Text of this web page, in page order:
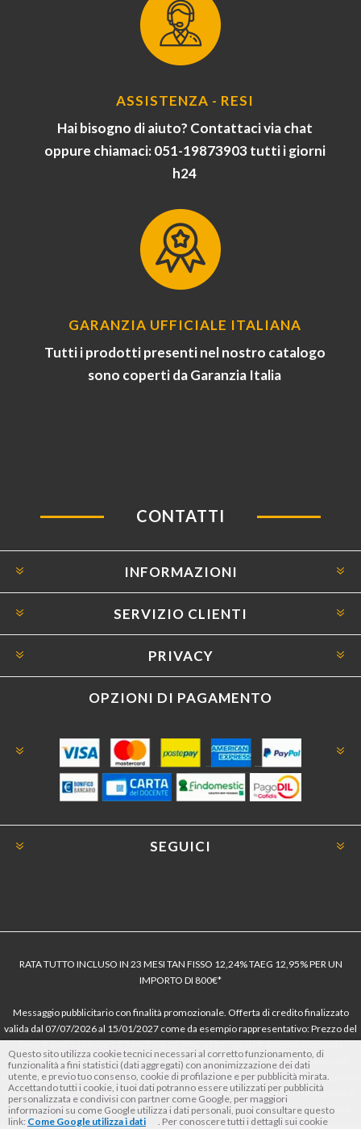
ASSISTENZA - RESI
Hai bisogno di aiuto? Contattaci via chat
oppure chiamaci: 051-19873903 tutti i giorni
h24
GARANZIA UFFICIALE ITALIANA
Tutti i prodotti presenti nel nostro catalogo
sono coperti da Garanzia Italia
CONTATTI
INFORMAZIONI
SERVIZIO CLIENTI
PRIVACY
OPZIONI DI PAGAMENTO
SEGUICI
RATA TUTTO INCLUSO IN 23 MESI TAN FISSO 12,24% TAEG 12,95% PER UN
IMPORTO DI 800€*
Messaggio pubblicitario con finalità promozionale. Offerta di credito finalizzato
valida dal 07/07/2026 al 15/01/2027 come da esempio rappresentativo: Prezzo del
dell’offerta azzerati. Importo totale del credito € 800. Importo totale dovuto dal
Consumatore € 920. Decorrenza media della prima rata a 90 giorni. Al fine di gestire
le tue spese in modo responsabile e di conoscere eventuali altre offerte disponibili,
Findomestic ti ricorda, prima di sottoscrivere il contratto, di prendere visione di
tutte le condizioni economiche e contrattuali, facendo riferimento alle Informazioni
Questo sito utilizza cookie tecnici necessari al corretto funzionamento, di
funzionalità a fini statistici (dati aggregati) con anonimizzazione dei dati
utente, e previo tuo consenso, cookie di profilazione e per pubblicità mirata.
Accettando tutti i cookie, i tuoi dati potranno essere utilizzati per pubblicità
personalizzata e condivisi con partner come Google, per maggiori
informazioni su come Google utilizza i dati personali, puoi consultare questo
link: Come Google utilizza i dati
. Per conoscere tutti i dettagli sui cookie